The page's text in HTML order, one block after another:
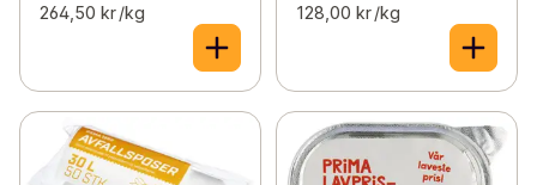
264,50 kr /kg 128,00 kr /kg